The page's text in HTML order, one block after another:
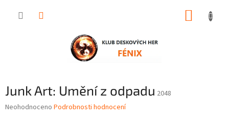
Junk Art: Umění z odpadu 2048
Průměrné
Neohodnoceno Podrobnosti hodnocení